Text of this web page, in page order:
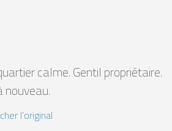
calme. Gentil propriétaire.
l’original